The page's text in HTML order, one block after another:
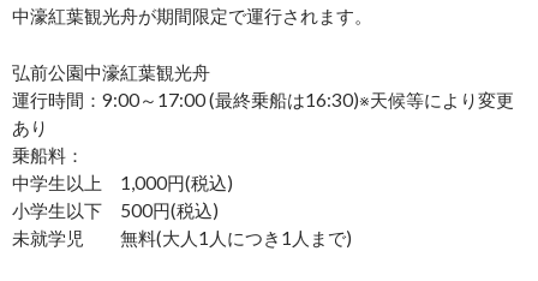
中濠紅葉観光舟が期間限定で運行されます。
弘前公園中濠紅葉観光舟
運行時間：9:00～17:00 (最終乗船は16:30)※天候等により変更
あり
乗船料：
中学生以上 1,000円(税込)
小学生以下 500円(税込)
未就学児 無料(大人1人につき1人まで)